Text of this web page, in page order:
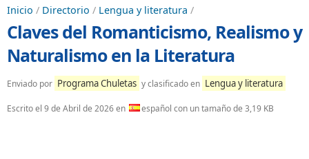
Inicio / Directorio / Lengua y literatura /
Claves del Romanticismo, Realismo y
Naturalismo en la Literatura
Enviado por Programa Chuletas y clasificado en Lengua y literatura
Escrito el 9 de Abril de 2026en español con un tamaño de 3,19 KB